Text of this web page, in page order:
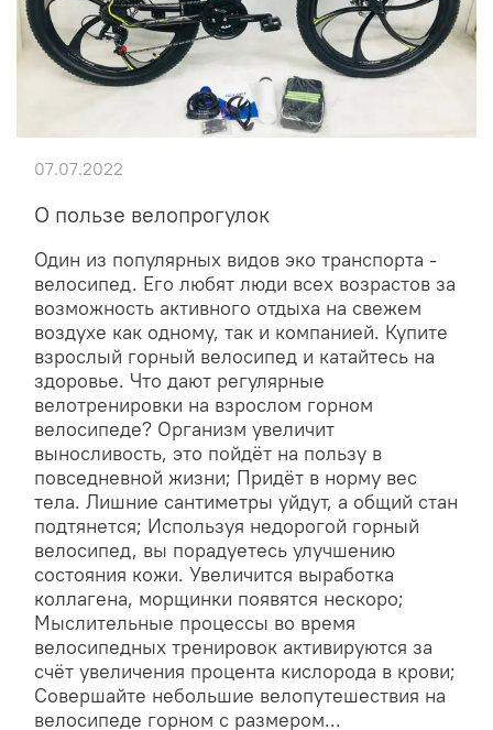
О пользе велопрогулок
Один из популярных видов эко транспорта -
велосипед. Его любят люди всех возрастов за
возможность активного отдыха на свежем
воздухе как одному, так и компанией. Купите
взрослый горный велосипед и катайтесь на
здоровье. Что дают регулярные
велотренировки на взрослом горном
велосипеде? Организм увеличит
выносливость, это пойдёт на пользу в
повседневной жизни; Придёт в норму вес
тела. Лишние сантиметры уйдут, а общий стан
подтянется; Используя недорогой горный
велосипед, вы порадуетесь улучшению
состояния кожи. Увеличится выработка
коллагена, морщинки появятся нескоро;
Мыслительные процессы во время
велосипедных тренировок активируются за
счёт увеличения процента кислорода в крови;
Совершайте небольшие велопутешествия на
велосипеде горном с размером...
07.07.2022